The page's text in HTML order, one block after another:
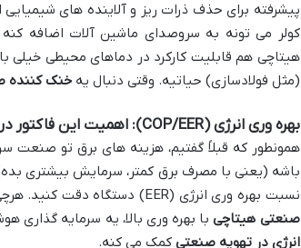
پیشرفته برای حذف ذرات ریز و آلاینده های
کولر می تونه به سروصدای ماشین آلات اضافه
هیتاچی هم قابلیت کارکرد در دماهای محیطی خیلی
(مثل فولادسازی) حیاتیه. وقتی دنبال یهخنک کننده
بهره وری انرژی (COP/EER): اهمیت این فاکتور در کاهش هزینه های عملیاتی
همونطور که قبلاً گفتیم، هزینه های برق تو صنعت
نسبت بهره وری انرژی (EER) دستگاه دقت کنید. هرچی این اعداد بالاتر باشن، دستگاه کارآمدتره. انتخاب یه
صنعتی هیتاچیبا بهره وری بالا، یه سرمایه گذاری
انرژی در تهویه صنعتی کمک می کنه.